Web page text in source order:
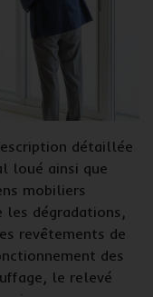
détaillée
loué ainsi que
mobiliers
dégradations,
revêtements de
des
le relevé